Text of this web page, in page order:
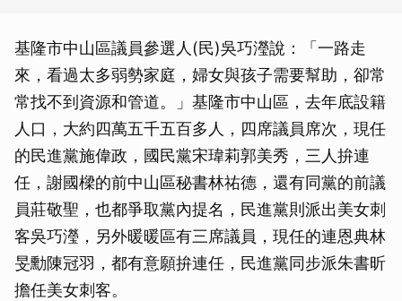
基隆市中山區議員參選人(民)吳巧瀅說：「一路走
來，看過太多弱勢家庭，婦女與孩子需要幫助，卻常
常找不到資源和管道。」基隆市中山區，去年底設籍
人口，大約四萬五千五百多人，四席議員席次，現任
的民進黨施偉政，國民黨宋瑋莉郭美秀，三人拚連
任，謝國樑的前中山區秘書林祐德，還有同黨的前議
員莊敬聖，也都爭取黨內提名，民進黨則派出美女刺
客吳巧瀅，另外暖暖區有三席議員，現任的連恩典林
旻勳陳冠羽，都有意願拚連任，民進黨同步派朱書昕
擔任美女刺客。